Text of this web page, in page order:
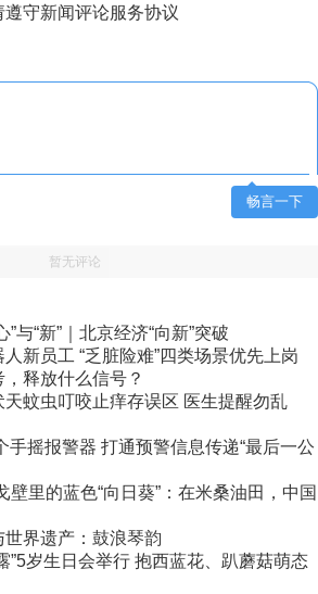
守新闻评论服务协议
畅言一下
暂无评论
与“新”｜北京经济“向新”突破
新员工 “乏脏险难”四类场景优先上岗
释放什么信号？
天蚊虫叮咬止痒存误区 医生提醒勿乱
手摇报警器 打通预警信息传递“最后一公
壁里的蓝色“向日葵”：在米桑油田，中国
界遗产：鼓浪琴韵
”5岁生日会举行 抱西蓝花、趴蘑菇萌态